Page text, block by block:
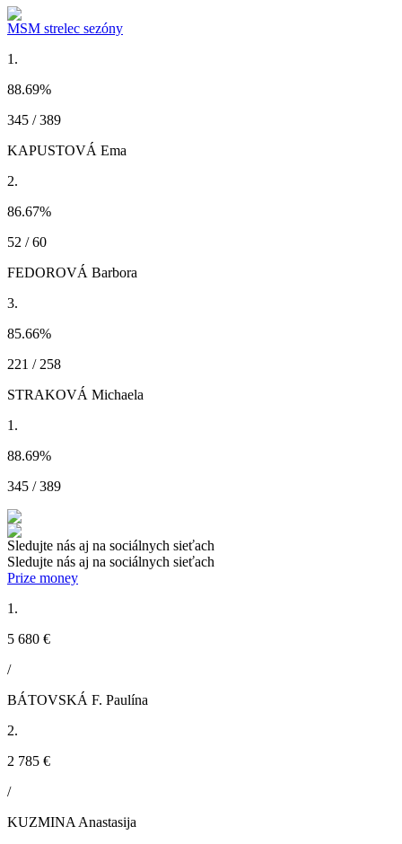
MSM strelec sezóny
1.
88.69%
345 / 389
KAPUSTOVÁ Ema
2.
86.67%
52 / 60
FEDOROVÁ Barbora
3.
85.66%
221 / 258
STRAKOVÁ Michaela
1.
88.69%
345 / 389
Sledujte nás aj na sociálnych sieťach
Sledujte nás aj na sociálnych sieťach
Prize money
1.
5 680 €
/
BÁTOVSKÁ F. Paulína
2.
2 785 €
/
KUZMINA Anastasija